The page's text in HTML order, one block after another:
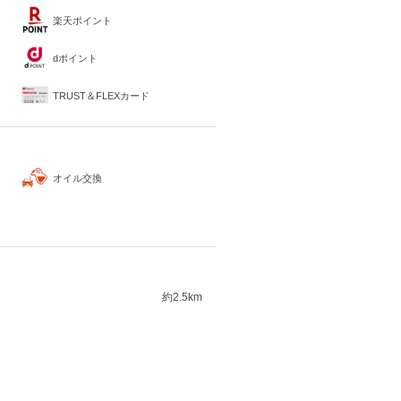
楽天ポイント
dポイント
TRUST＆FLEXカード
オイル交換
約2.5km